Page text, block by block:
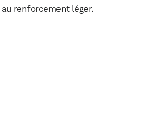
renforcement léger.